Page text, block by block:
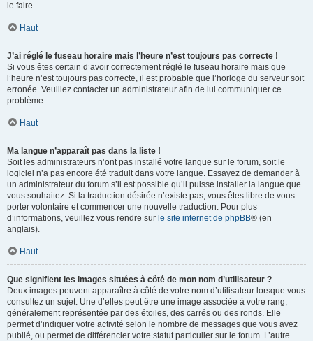
le faire.
Haut
J’ai réglé le fuseau horaire mais l’heure n’est toujours pas correcte !
Si vous êtes certain d’avoir correctement réglé le fuseau horaire mais que
l’heure n’est toujours pas correcte, il est probable que l’horloge du serveur soit
erronée. Veuillez contacter un administrateur afin de lui communiquer ce
problème.
Haut
Ma langue n’apparaît pas dans la liste !
Soit les administrateurs n’ont pas installé votre langue sur le forum, soit le
logiciel n’a pas encore été traduit dans votre langue. Essayez de demander à
un administrateur du forum s’il est possible qu’il puisse installer la langue que
vous souhaitez. Si la traduction désirée n’existe pas, vous êtes libre de vous
porter volontaire et commencer une nouvelle traduction. Pour plus
d’informations, veuillez vous rendre sur le site internet de phpBB® (en
anglais).
Haut
Que signifient les images situées à côté de mon nom d’utilisateur ?
Deux images peuvent apparaître à côté de votre nom d’utilisateur lorsque vous
consultez un sujet. Une d’elles peut être une image associée à votre rang,
généralement représentée par des étoiles, des carrés ou des ronds. Elle
permet d’indiquer votre activité selon le nombre de messages que vous avez
publié, ou permet de différencier votre statut particulier sur le forum. L’autre